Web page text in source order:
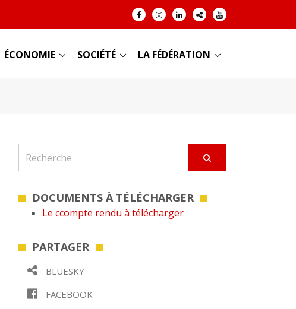
ÉCONOMIE SOCIÉTÉ LA FÉDÉRATION
DOCUMENTS À TÉLÉCHARGER
Le ccompte rendu à télécharger
PARTAGER
BLUESKY
FACEBOOK